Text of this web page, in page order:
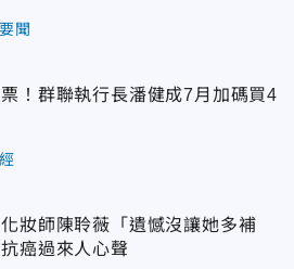
要聞
！群聯執行長潘健成7月加碼買4
妝師陳聆薇「遺憾沒讓她多補
癌過來人心聲